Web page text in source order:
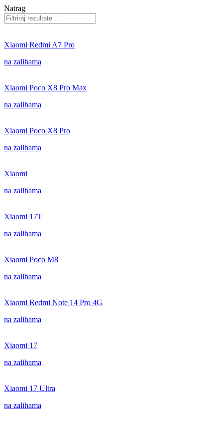
Natrag
Xiaomi Redmi A7 Pro
na zalihama
Xiaomi Poco X8 Pro Max
na zalihama
Xiaomi Poco X8 Pro
na zalihama
Xiaomi
na zalihama
Xiaomi 17T
na zalihama
Xiaomi Poco M8
na zalihama
Xiaomi Redmi Note 14 Pro 4G
na zalihama
Xiaomi 17
na zalihama
Xiaomi 17 Ultra
na zalihama